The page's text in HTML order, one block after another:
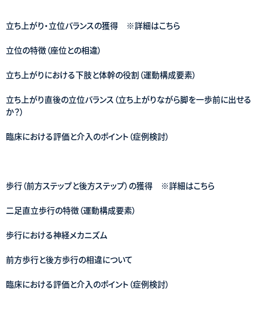
立ち上がり・立位バランスの獲得 ※詳細はこちら
立位の特徴（座位との相違）
立ち上がりにおける下肢と体幹の役割（運動構成要素）
立ち上がり直後の立位バランス（立ち上がりながら脚を一歩前に出せる
か？）
臨床における評価と介入のポイント（症例検討）
歩行（前方ステップと後方ステップ）の獲得 ※詳細はこちら
二足直立歩行の特徴（運動構成要素）
歩行における神経メカニズム
前方歩行と後方歩行の相違について
臨床における評価と介入のポイント（症例検討）